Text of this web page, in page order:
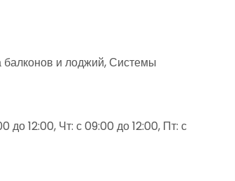
балконов и лоджий, Системы
до 12:00, Чт: с 09:00 до 12:00, Пт: с